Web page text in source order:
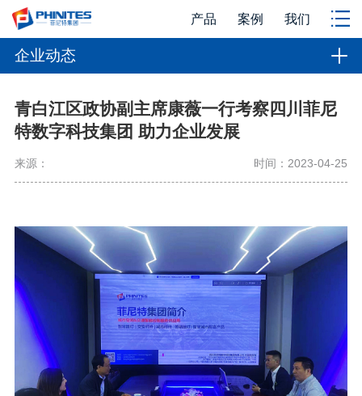
产品 案例 我们
企业动态
青白江区政协副主席康薇一行考察四川菲尼
特数字科技集团 助力企业发展
来源： 时间：2023-04-25